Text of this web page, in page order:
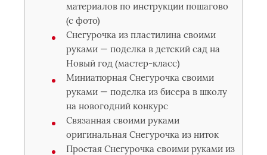
материалов по инструкции пошагово
(с фото)
Снегурочка из пластилина своими
руками — поделка в детский сад на
Новый год (мастер-класс)
Миниатюрная Снегурочка своими
руками — поделка из бисера в школу
на новогодний конкурс
Связанная своими руками
оригинальная Снегурочка из ниток
Простая Снегурочка своими руками из